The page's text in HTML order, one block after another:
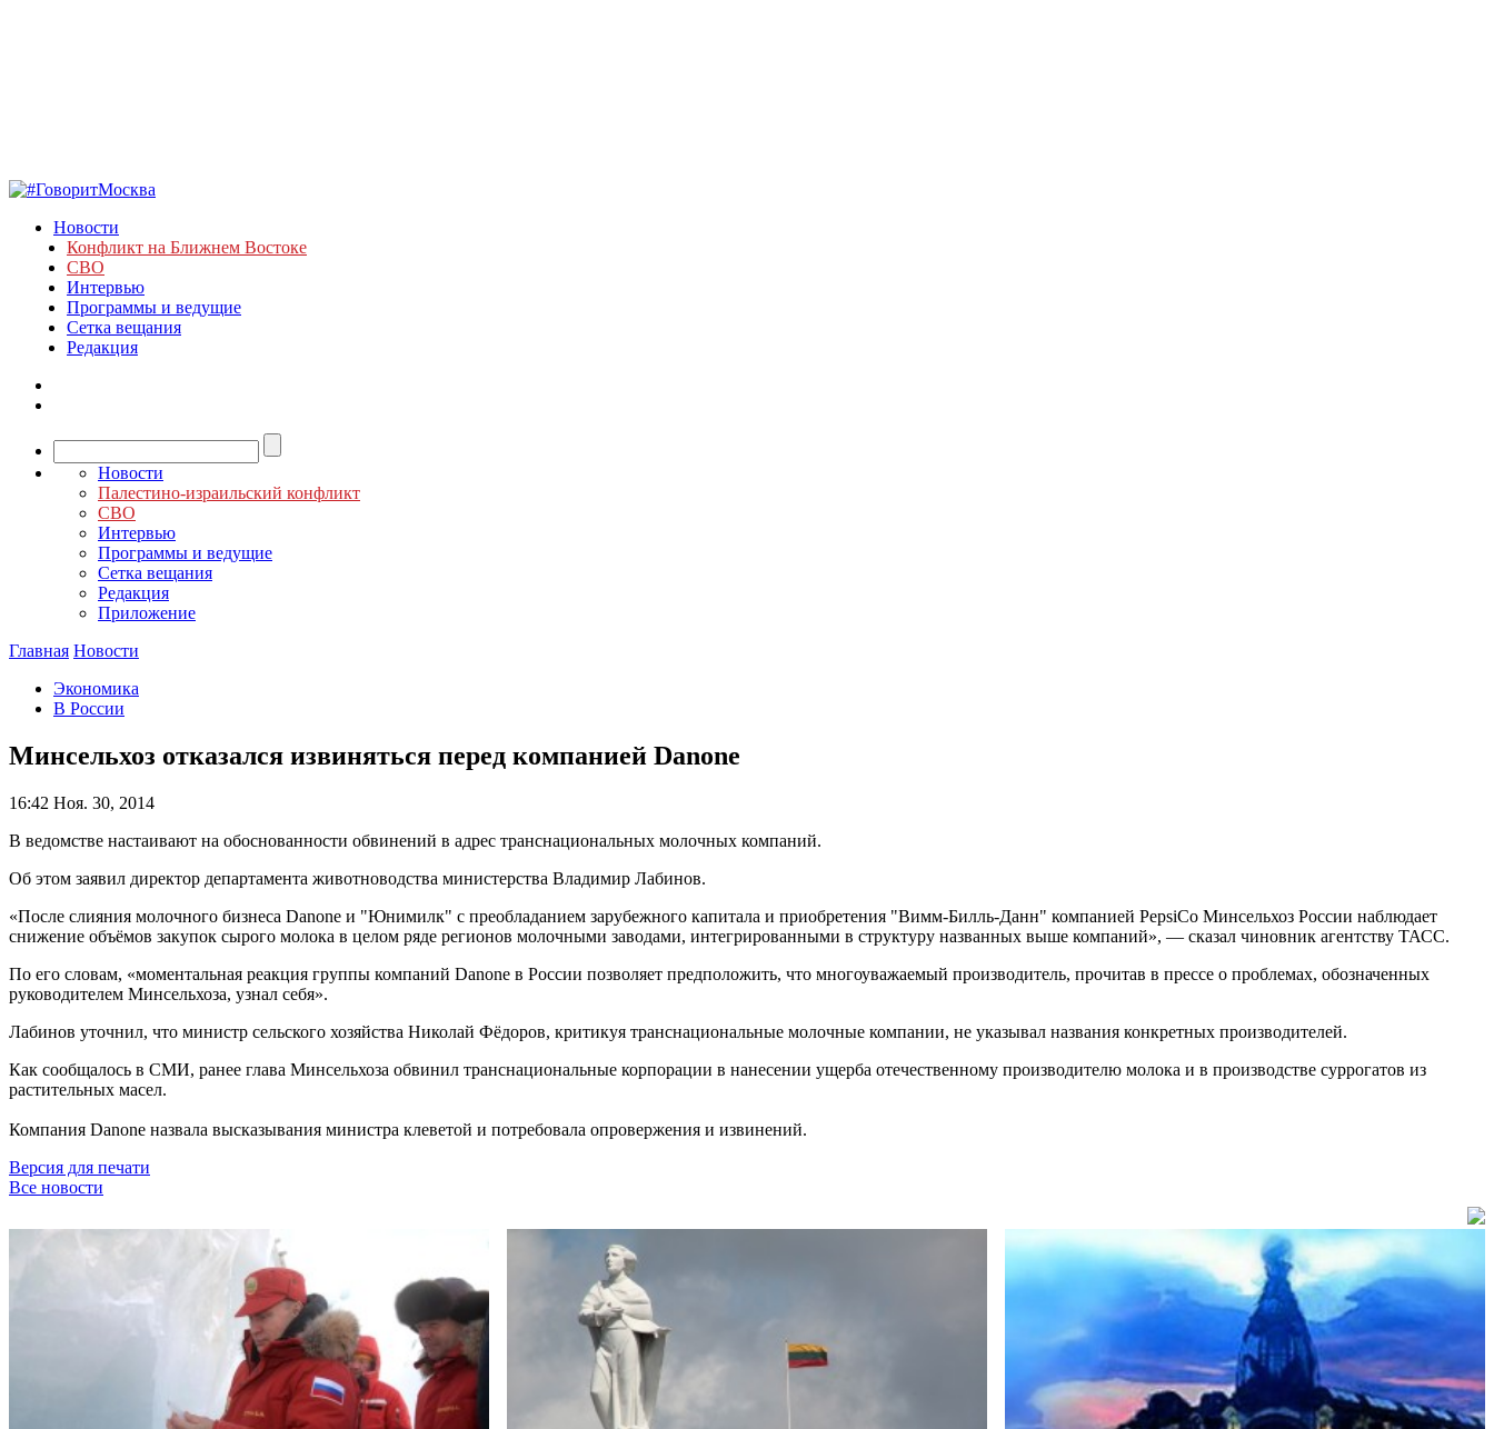
Новости
Конфликт на Ближнем Востоке
СВО
Интервью
Программы и ведущие
Сетка вещания
Редакция
Новости
Палестино-израильский конфликт
СВО
Интервью
Программы и ведущие
Сетка вещания
Редакция
Приложение
Главная Новости
Экономика
В России
Минсельхоз отказался извиняться перед компанией Danone
16:42 Ноя. 30, 2014
В ведомстве настаивают на обоснованности обвинений в адрес транснациональных молочных компаний.
Об этом заявил директор департамента животноводства министерства Владимир Лабинов.
«После слияния молочного бизнеса Danone и "Юнимилк" с преобладанием зарубежного капитала и приобретения "Вимм-Билль-Данн" компанией PepsiCo Минсельхоз России наблюдает
снижение объёмов закупок сырого молока в целом ряде регионов молочными заводами, интегрированными в структуру названных выше компаний», — сказал чиновник агентству ТАСС.
По его словам, «моментальная реакция группы компаний Danone в России позволяет предположить, что многоуважаемый производитель, прочитав в прессе о проблемах, обозначенных
руководителем Минсельхоза, узнал себя».
Лабинов уточнил, что министр сельского хозяйства Николай Фёдоров, критикуя транснациональные молочные компании, не указывал названия конкретных производителей.
Как сообщалось в СМИ, ранее глава Минсельхоза обвинил транснациональные корпорации в нанесении ущерба отечественному производителю молока и в производстве суррогатов из
растительных масел.
Компания Danone назвала высказывания министра клеветой и потребовала опровержения и извинений.
Версия для печати
Все новости